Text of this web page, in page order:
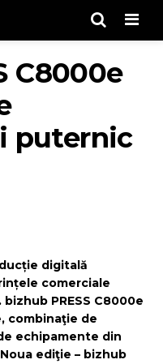
C8000e
puternic
digitală
comerciale
PRESS C8000e
combinaţie de
echipamente din
ediţie – bizhub